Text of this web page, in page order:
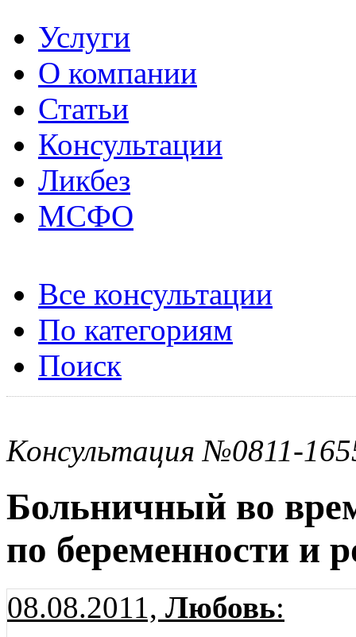
Услуги
О компании
Статьи
Консультации
Ликбез
МСФО
Все консультации
По категориям
Поиск
Консультация №0811-
Больничный во
по беременности и
08.08.2011, Любовь: